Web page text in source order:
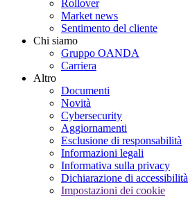
Rollover
Market news
Sentimento del cliente
Chi siamo
Gruppo OANDA
Carriera
Altro
Documenti
Novità
Cybersecurity
Aggiornamenti
Esclusione di responsabilità
Informazioni legali
Informativa sulla privacy
Dichiarazione di accessibilità
Impostazioni dei cookie